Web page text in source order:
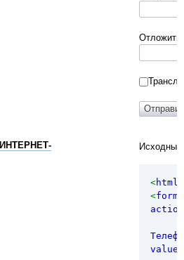
Отложить
<html
<form
action
value